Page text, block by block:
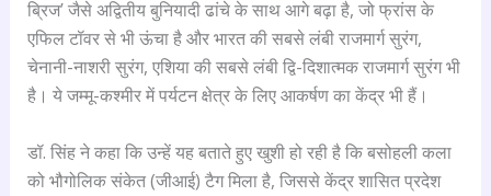
ब्रिज’ जैसे अद्वितीय बुनियादी ढांचे के साथ आगे बढ़ा है, जो फ्रांस के
एफिल टॉवर से भी ऊंचा है और भारत की सबसे लंबी राजमार्ग सुरंग,
चेनानी-नाशरी सुरंग, एशिया की सबसे लंबी द्वि-दिशात्मक राजमार्ग सुरंग भी
है। ये जम्मू-कश्मीर में पर्यटन क्षेत्र के लिए आकर्षण का केंद्र भी हैं।
डॉ. सिंह ने कहा कि उन्हें यह बताते हुए खुशी हो रही है कि बसोहली कला
को भौगोलिक संकेत (जीआई) टैग मिला है, जिससे केंद्र शासित प्रदेश